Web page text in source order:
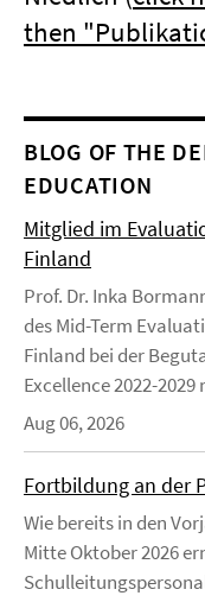
then
BLOG OF THE
EDUCATION
Mitglied im
Finland
Prof. Dr. Inka
des Mid-Term
Finland bei der
Excellence 2022-2029
Aug 06, 2026
Fortbildung an der
Wie bereits in den
Mitte Oktober 2026